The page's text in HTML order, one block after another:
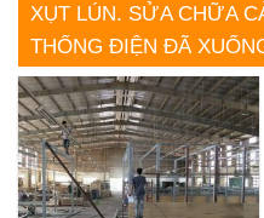
XỤT LÚN. SỬA CHỮA
THỐNG ĐIỆN ĐÃ